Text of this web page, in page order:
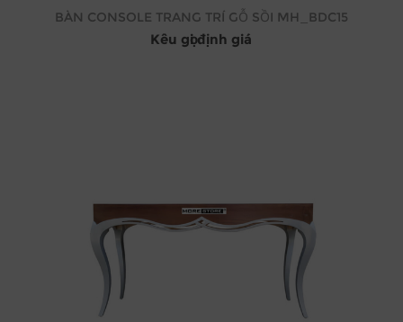
BÀN CONSOLE TRANG TRÍ GỖ SỒI MH_BDC15
Kêu gọi định giá